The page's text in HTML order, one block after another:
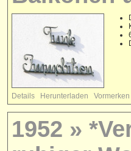
Details Herunterladen Vormerken
1952 »